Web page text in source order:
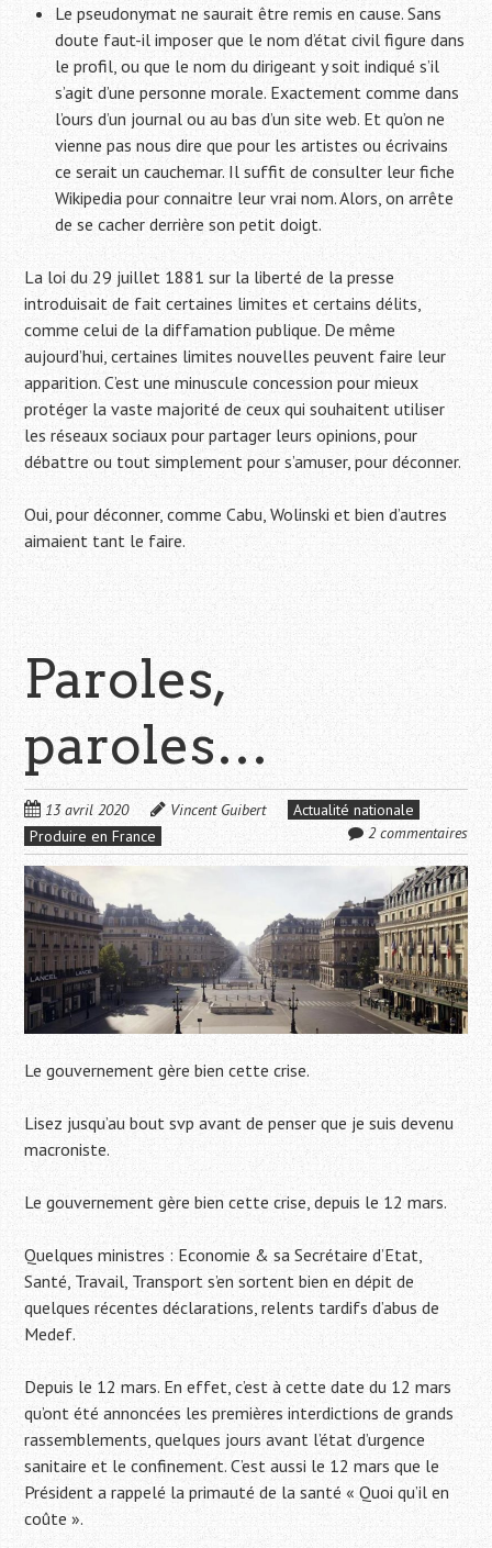
Le pseudonymat ne saurait être remis en cause. Sans
doute faut-il imposer que le nom d’état civil figure dans
le profil, ou que le nom du dirigeant y soit indiqué s’il
s’agit d’une personne morale. Exactement comme dans
l’ours d’un journal ou au bas d’un site web. Et qu’on ne
vienne pas nous dire que pour les artistes ou écrivains
ce serait un cauchemar. Il suffit de consulter leur fiche
Wikipedia pour connaitre leur vrai nom. Alors, on arrête
de se cacher derrière son petit doigt.
La loi du 29 juillet 1881 sur la liberté de la presse
introduisait de fait certaines limites et certains délits,
comme celui de la diffamation publique. De même
aujourd’hui, certaines limites nouvelles peuvent faire leur
apparition. C’est une minuscule concession pour mieux
protéger la vaste majorité de ceux qui souhaitent utiliser
les réseaux sociaux pour partager leurs opinions, pour
débattre ou tout simplement pour s’amuser, pour déconner.
Oui, pour déconner, comme Cabu, Wolinski et bien d’autres
aimaient tant le faire.
Paroles,
paroles…
13 avril 2020 Vincent Guibert
Actualité nationale
Produire en France
2 commentaires
Le gouvernement gère bien cette crise.
Lisez jusqu’au bout svp avant de penser que je suis devenu
macroniste.
Le gouvernement gère bien cette crise, depuis le 12 mars.
Quelques ministres : Economie & sa Secrétaire d’Etat,
Santé, Travail, Transport s’en sortent bien en dépit de
quelques récentes déclarations, relents tardifs d’abus de
Medef.
Depuis le 12 mars. En effet, c’est à cette date du 12 mars
qu’ont été annoncées les premières interdictions de grands
rassemblements, quelques jours avant l’état d’urgence
sanitaire et le confinement. C’est aussi le 12 mars que le
Président a rappelé la primauté de la santé « Quoi qu’il en
coûte ».